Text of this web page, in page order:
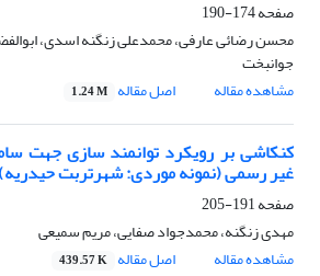
صفحه174-190
محسن رضائی عارفی، محمدعلی زنگنه اسدی،
جوانبخت
مشاهده مقاله
اصل مقاله 1.24 M
کنکاشی بر رویکرد توانمند سازی جهت
غیر رسمی (نمونه موردی: شهرتربت حیدریه)
صفحه191-205
مهدی زنگنه، محمدجواد صفایی، مریم سمیعی
مشاهده مقاله
اصل مقاله 439.57 K